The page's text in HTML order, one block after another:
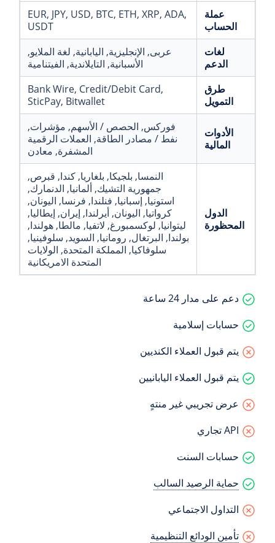
عملة
الحساب
EUR, JPY, USD, BTC, ETH, XRP, ADA,
USDT
لغات
الدعم
عربى, الإنجليزية, اليابانية, لغة الملايو,
الأسبانية, التايلاندية, الفيتنامية
طرق
التمويل
Bank Wire, Credit/Debit Card,
SticPay, Bitwallet
الأدوات
المالية
فوركس, الحصص / الأسهم, مؤشرات,
نفط / مصادر الطاقة, العملات الرقمية
المشفرة, معادن
الدول
المحظورة
النمسا, بلجيكا, بلغاريا, كندا, قبرص,
جمهورية التشيك, ألمانيا, الدنمارك,
استونيا, إسبانيا, فنلندا, فرنسا, اليونان,
كرواتيا, اليونان, أيرلندا, إيران, إيطاليا,
ليتوانيا, لوكسمبورغ, لاتفيا, مالطا, هولندا,
بولندا, البرتغال, رومانيا, السويد, سلوفينيا,
سلوفاكيا, المملكة المتحدة, الولايات
المتحدة الامريكانية
دعم على مدار 24 ساعة
حسابات إسلامية
يتم قبول العملاء الكنديين
يتم قبول العملاء اليابانيين
عرض تجريبي غير منتهٍ
حسابات السنت
حماية الرصيد السالب
التداول الاجتماعي
تأمين الودائع التنظيمية